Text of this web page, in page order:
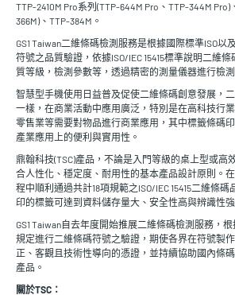
TTP-2410M Pro系列(TTP-644M Pro、TTP-344M
366M)、TTP-384M。
GS1 Taiwan二維條碼檢測服務是根據國際標準ISO以
符號之品質驗證，依據ISO/IEC 15415標準說明二維
質等級，檢測參數等，透過精密的測量儀器進行檢
智慧型手機使用日益普及促使二維條碼創意發展，
一樣，在商業活動中應用廣泛，特別是在高科技行
零售業等需要對物品進行商業應用，其中標籤條碼
產業應用上的便利與實用性。
鼎翰科技(TSC)產品，不論是入門等級的桌上型或高
合人性化、穩定度、耐用性的基本產品設計原則。在
程中順利通過共計18項規範之ISO/IEC 15415二維條
印的標籤可達到資料儲存量大、安全性高與辨識性強
GS1 Taiwan自去年度開始推展二維條碼檢測服務，根
規定進行二維條碼符號之驗證，期使各界在符號製
正、客觀且技術性導向的憑證，並持續協助國內條
產品。
關於TSC：